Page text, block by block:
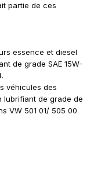
partie de ces
essence et diesel
de grade SAE 15W-
véhicules des
lubrifiant de grade de
VW 501 01/ 505 00